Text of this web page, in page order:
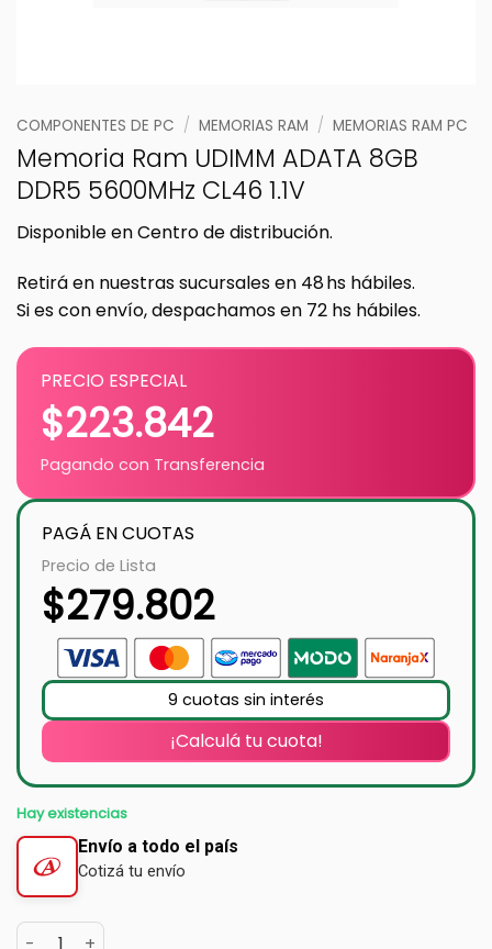
COMPONENTES DE PC / MEMORIAS RAM / MEMORIAS RAM PC
Memoria Ram UDIMM ADATA 8GB
DDR5 5600MHz CL46 1.1V
Disponible en Centro de distribución.
Retirá en nuestras sucursales en 48 hs hábiles.
Si es con envío, despachamos en 72 hs hábiles.
PRECIO ESPECIAL
$223.842
Pagando con Transferencia
PAGÁ EN CUOTAS
Precio de Lista
$279.802
9 cuotas sin interés
¡Calculá tu cuota!
Hay existencias
Envío a todo el país
Cotizá tu envío